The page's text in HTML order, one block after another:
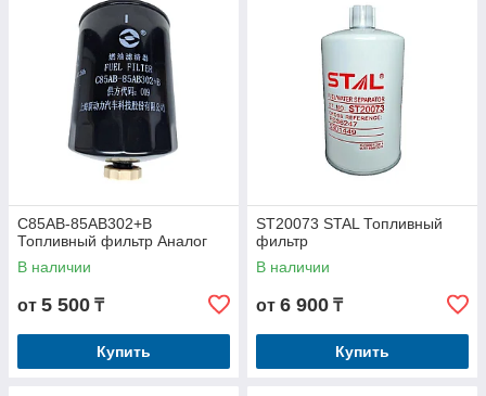
C85AB-85AB302+B
Топливный фильтр Аналог
В наличии
от 5 500 ₸
Купить
ST20073 STAL Топливный
фильтр
В наличии
от 6 900 ₸
Купить